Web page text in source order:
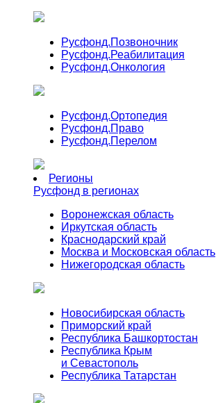
Русфонд.Позвоночник
Русфонд.Реабилитация
Русфонд.Онкология
Русфонд.Ортопедия
Русфонд.Право
Русфонд.Перелом
Регионы
Русфонд в регионах
Воронежская область
Иркутская область
Краснодарский край
Москва и Московская область
Нижегородская область
Новосибирская область
Приморский край
Республика Башкортостан
Республика Крым
и Севастополь
Республика Татарстан